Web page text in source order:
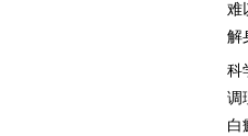
难
解
科
调
白